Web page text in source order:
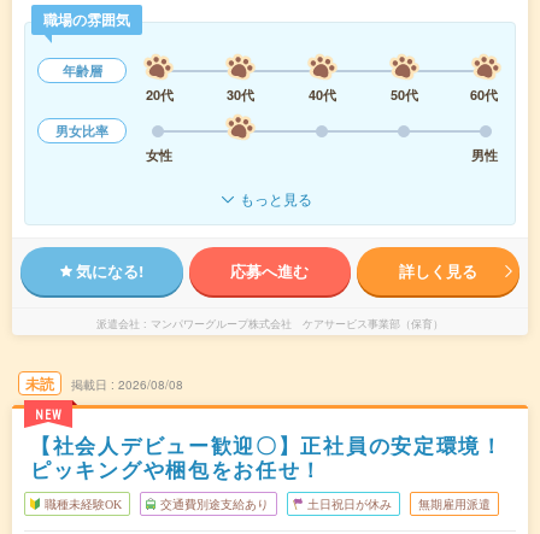
職場の雰囲気
年齢層
20代
30代 40代 50代
60代
男女比率
女性
男性
もっと見る
気になる! 応募へ進む 詳しく見る
派遣会社 マンパワーグループ株式会社 ケアサービス事業部（保育）
未読
NEW
掲載日 2026/08/08
【社会人デビュー歓迎〇】正社員の安定環境！
ピッキングや梱包をお任せ！
職種未経験OK 交通費別途支給あり 土日祝日が休み 無期雇用派遣